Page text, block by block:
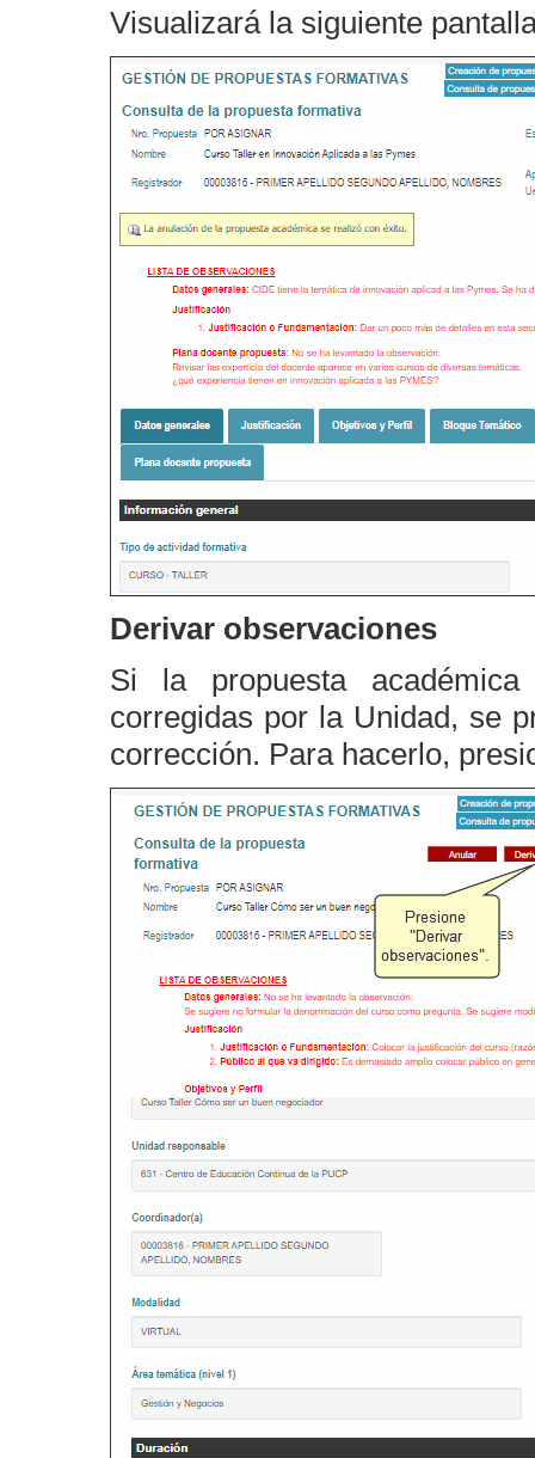
Visualizará la siguiente
Derivar observaciones
Si la propuesta
corregidas por la Unidad, se
corrección. Para hacerlo,